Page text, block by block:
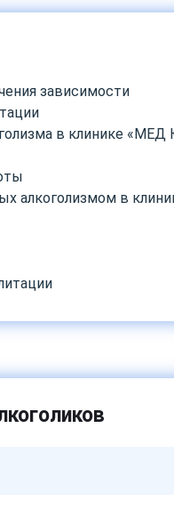
зависимости
в клинике «МЕД
алкоголизмом в